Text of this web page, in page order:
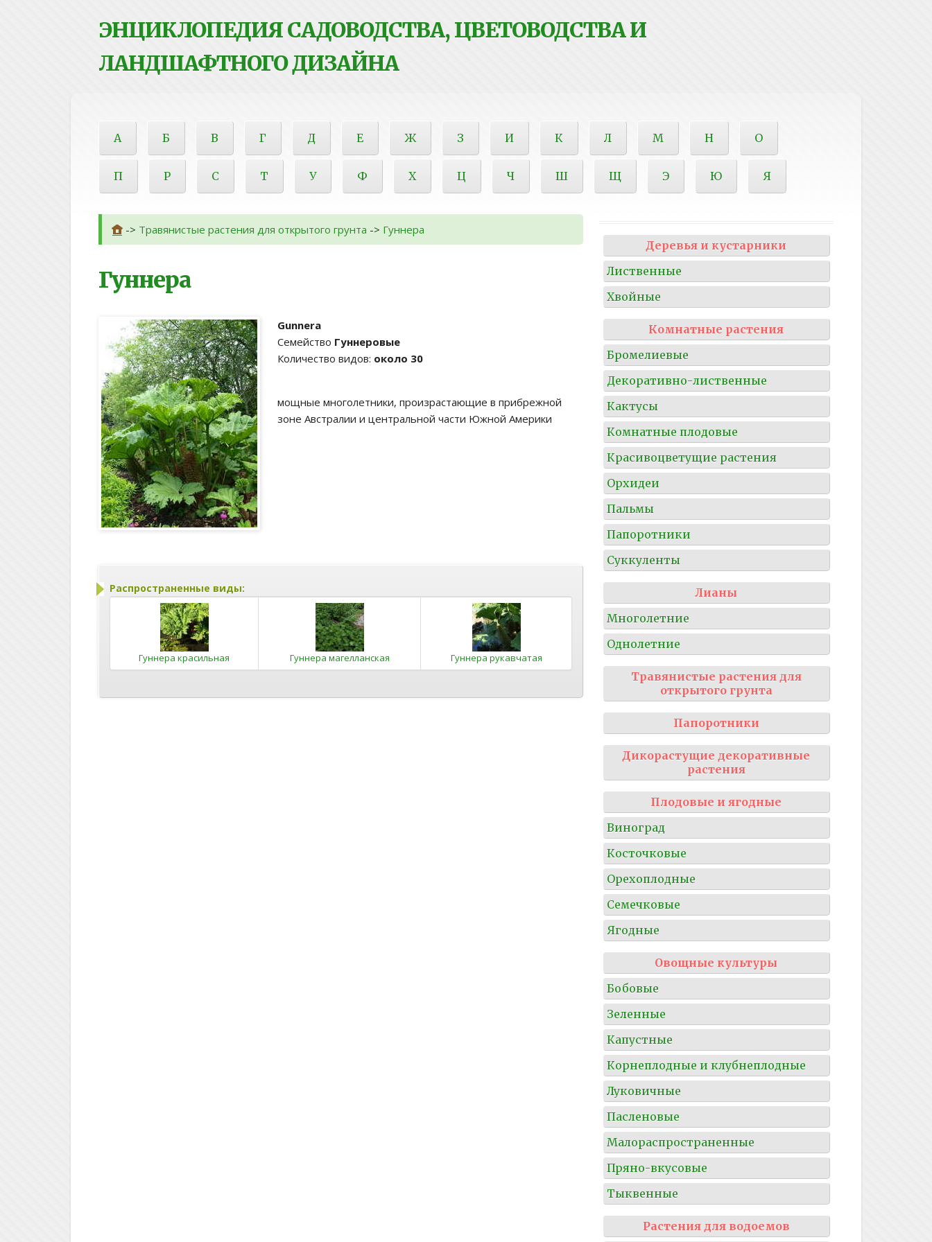
ЭНЦИКЛОПЕДИЯ САДОВОДСТВА, ЦВЕТОВОДСТВА И
ЛАНДШАФТНОГО ДИЗАЙНА
А Б В Г Д Е Ж З И К Л М Н О
П Р С Т У Ф Х Ц Ч Ш Щ Э Ю Я
-> Травянистые растения для открытого грунта -> Гуннера
Гуннера
Gunnera
Семейство Гуннеровые
Количество видов: около 30
мощные многолетники, произрастающие в прибрежной
зоне Австралии и центральной части Южной Америки
Распространенные виды:
Гуннера красильная Гуннера магелланская Гуннера рукавчатая
Деревья и кустарники
Лиственные
Хвойные
Комнатные растения
Бромелиевые
Декоративно-лиственные
Кактусы
Комнатные плодовые
Красивоцветущие растения
Орхидеи
Пальмы
Папоротники
Суккуленты
Лианы
Многолетние
Однолетние
Травянистые растения для
открытого грунта
Папоротники
Дикорастущие декоративные
растения
Плодовые и ягодные
Виноград
Косточковые
Орехоплодные
Семечковые
Ягодные
Овощные культуры
Бобовые
Зеленные
Капустные
Корнеплодные и клубнеплодные
Луковичные
Пасленовые
Малораспространенные
Пряно-вкусовые
Тыквенные
Растения для водоемов